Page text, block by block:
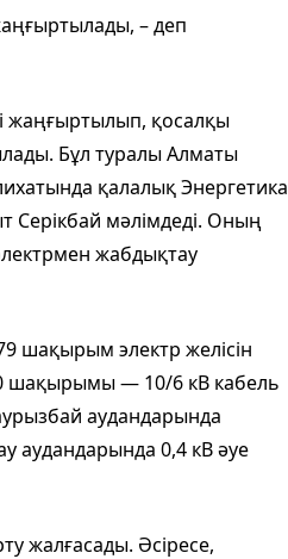
– деп
жаңғыртылып, қосалқы
Бұл туралы Алматы
қалалық Энергетика
мәлімдеді. Оның
жабдықтау
шақырым электр желісін
шақырымы — 10/6 кВ кабель
аудандарында
аудандарында 0,4 кВ әуе
жалғасады. Әсіресе,